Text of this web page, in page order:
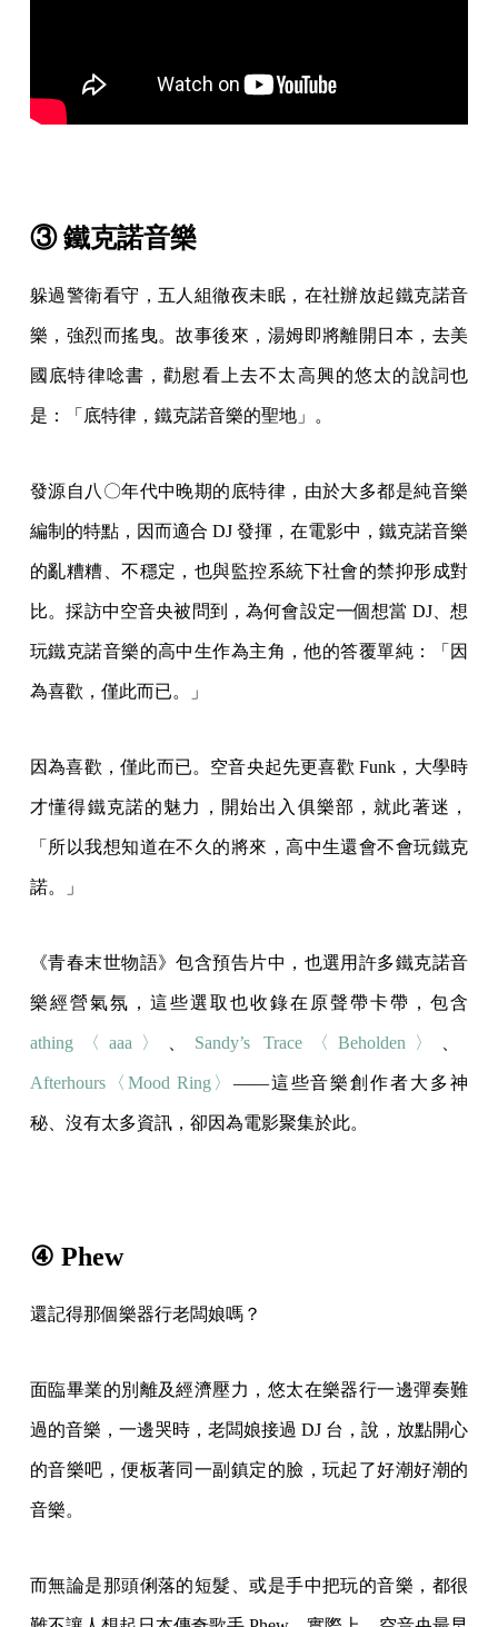
③ 鐵克諾音樂
躲過警衛看守，五人組徹夜未眠，在社辦放起鐵克諾音
樂，強烈而搖曳。故事後來，湯姆即將離開日本，去美
國底特律唸書，勸慰看上去不太高興的悠太的說詞也
是：「底特律，鐵克諾音樂的聖地」。
發源自八〇年代中晚期的底特律，由於大多都是純音樂
編制的特點，因而適合 DJ 發揮，在電影中，鐵克諾音樂
的亂糟糟、不穩定，也與監控系統下社會的禁抑形成對
比。採訪中空音央被問到，為何會設定一個想當 DJ、想
玩鐵克諾音樂的高中生作為主角，他的答覆單純：「因
為喜歡，僅此而已。」
因為喜歡，僅此而已。空音央起先更喜歡 Funk，大學時
才懂得鐵克諾的魅力，開始出入俱樂部，就此著迷，
「所以我想知道在不久的將來，高中生還會不會玩鐵克
諾。」
《青春末世物語》包含預告片中，也選用許多鐵克諾音
樂經營氣氛，這些選取也收錄在原聲帶卡帶，包含
athing〈aaa〉 Sandy’s Trace〈Beholden〉
Afterhours〈Mood Ring〉 ——這些音樂創作者大多神
秘、沒有太多資訊，卻因為電影聚集於此。
④ Phew
還記得那個樂器行老闆娘嗎？
面臨畢業的別離及經濟壓力，悠太在樂器行一邊彈奏難
過的音樂，一邊哭時，老闆娘接過 DJ 台，說，放點開心
的音樂吧，便板著同一副鎮定的臉，玩起了好潮好潮的
音樂。
而無論是那頭俐落的短髮、或是手中把玩的音樂，都很